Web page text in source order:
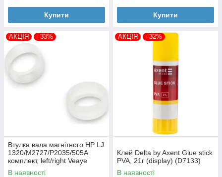
Купити Купити
АКЦІЯ –33%
Втулка вала магнітного HP LJ
1320/M2727/P2035/505A
комплект, left/right Veaye
(BSHMR-505U-VE)
В наявності
АКЦІЯ –32%
Клей Delta by Axent Glue stick
PVA, 21г (display) (D7133)
В наявності